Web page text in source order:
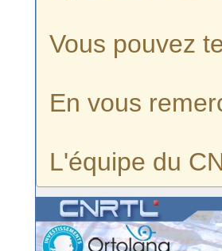
Vous pouvez
En vous
L'équipe du